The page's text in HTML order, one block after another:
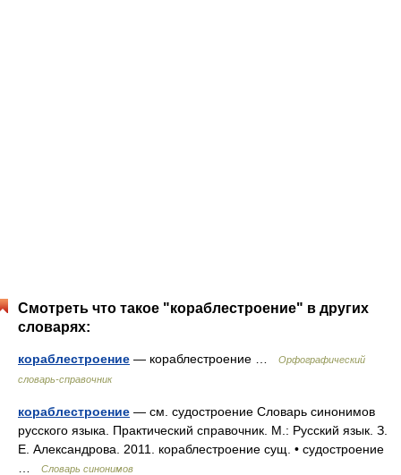
Смотреть что такое "кораблестроение" в других
словарях:
кораблестроение — кораблестроение …
Орфографический
словарь-справочник
кораблестроение — см. судостроение Словарь синонимов
русского языка. Практический справочник. М.: Русский язык. З.
Е. Александрова. 2011. кораблестроение сущ. • судостроение
Словарь синонимов